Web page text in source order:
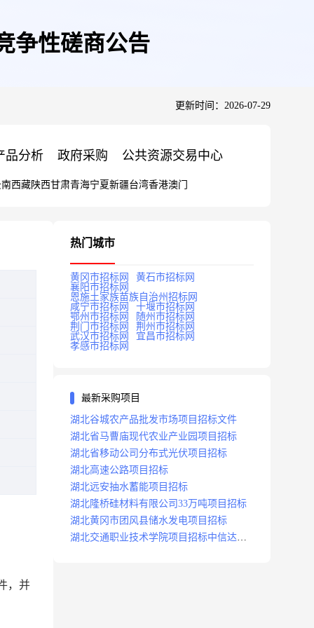
争性磋商公告
更新时间：2026-07-29
品分析 政府采购 公共资源交易中心
西藏陕西甘肃青海宁夏新疆台湾香港澳门
，并
热门城市
黄冈市招标网
黄石市招标网
襄阳市招标网
恩施土家族苗族自治州招标网
咸宁市招标网
十堰市招标网
鄂州市招标网
随州市招标网
荆门市招标网
荆州市招标网
武汉市招标网
宜昌市招标网
孝感市招标网
最新采购项目
湖北谷城农产品批发市场项目招标文件
湖北省马曹庙现代农业产业园项目招标
湖北省移动公司分布式光伏项目招标
湖北高速公路项目招标
湖北远安抽水蓄能项目招标
湖北隆桥硅材料有限公司33万吨项目招标
湖北黄冈市团风县储水发电项目招标
湖北交通职业技术学院项目招标中信达咨